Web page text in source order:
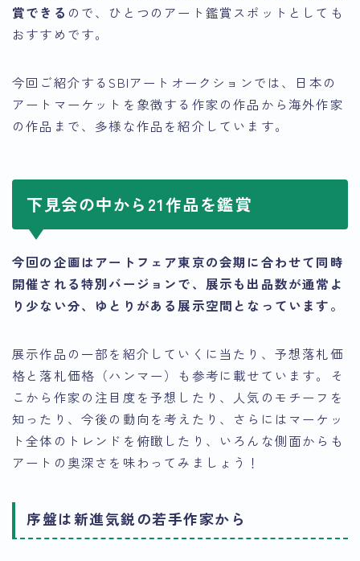
賞できる ので、ひとつのアート鑑賞スポットとしても
おすすめです。
今回ご紹介するSBIアートオークションでは、日本の
アートマーケットを象徴する作家の作品から海外作家
の作品まで、多様な作品を紹介しています。
下見会の中から21作品を鑑賞
今回の企画はアートフェア東京の会期に合わせて同時
開催される特別バージョンで、展示も出品数が通常よ
り少ない分、ゆとりがある展示空間となっています。
展示作品の一部を紹介していくに当たり、予想落札価
格と落札価格（ハンマー）も参考に載せています。そ
こから作家の注目度を予想したり、人気のモチーフを
知ったり、今後の動向を考えたり、さらにはマーケッ
ト全体のトレンドを俯瞰したり、いろんな側面からも
アートの奥深さを味わってみましょう！
序盤は新進気鋭の若手作家から